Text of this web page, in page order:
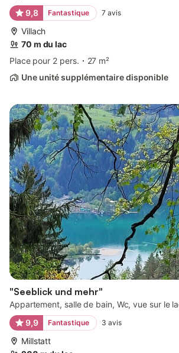
9,8
Fantastique 7 avis
Villach
70 m du lac
Place pour 2 pers.
27 m²
Une unité supplémentaire disponible
"Seeblick und mehr"
Appartement, salle de bain, Wc, vue sur le
9,9
Fantastique 3 avis
Millstatt